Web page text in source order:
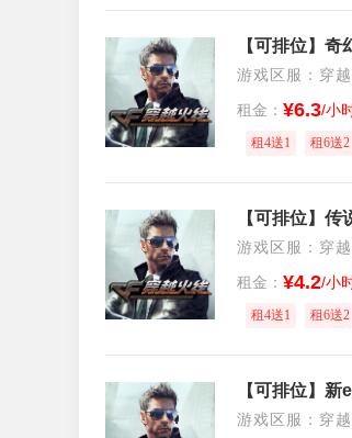
游戏区服：穿
租金： ¥6.3/小
租4送1 租6送2
游戏区服：穿
租金： ¥4.2/小
租4送1 租6送2
游戏区服：穿